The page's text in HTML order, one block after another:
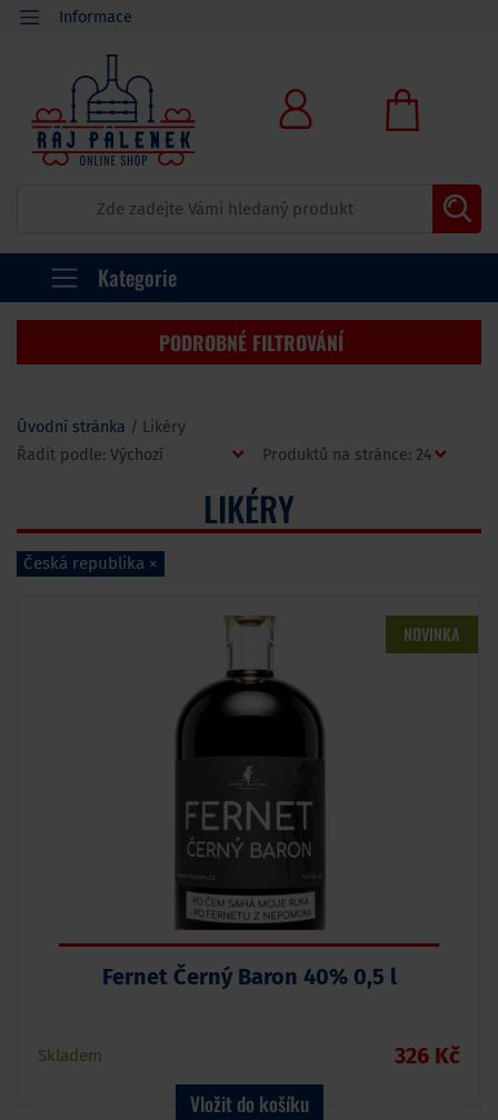
Informace
Kategorie
PODROBNÉ FILTROVÁNÍ
Úvodní stránka
Likéry
Řadit podle:
Produktů na stránce:
LIKÉRY
Česká republika ×
Fernet Černý Baron 40% 0,5 l
Skladem 326 Kč
Vložit do košíku
NOVINKA